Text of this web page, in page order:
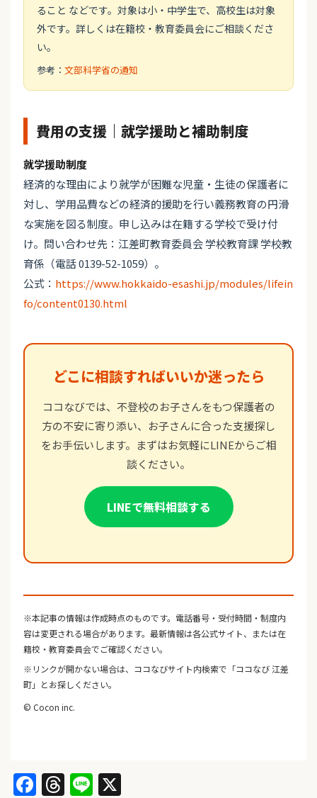
ること などです。対象は小・中学生で、高校生は対象
外です。詳しくは在籍校・教育委員会にご相談くださ
い。
参考： 文部科学省の通知
費用の支援｜就学援助と補助制度
就学援助制度
経済的な理由により就学が困難な児童・生徒の保護者に
対し、学用品費などの経済的援助を行い義務教育の円滑
な実施を図る制度。申し込みは在籍する学校で受け付
け。問い合わせ先：江差町教育委員会 学校教育課 学校教
育係（電話 0139-52-1059）。
公式： https://www.hokkaido-esashi.jp/modules/lifein
fo/content0130.html
どこに相談すればいいか迷ったら
ココなびでは、不登校のお子さんをもつ保護者の
方の不安に寄り添い、お子さんに合った支援探し
をお手伝いします。まずはお気軽にLINEからご相
談ください。
LINEで無料相談する
※本記事の情報は作成時点のものです。電話番号・受付時間・制度内
容は変更される場合があります。最新情報は各公式サイト、または在
籍校・教育委員会でご確認ください。
※リンクが開かない場合は、ココなびサイト内検索で「ココなび 江差
町」とお探しください。
© Cocon inc.
Facebook
Threads
Line